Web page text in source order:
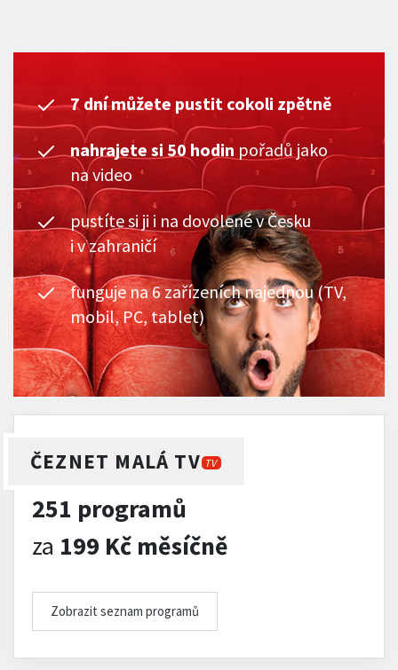
7 dní můžete pustit cokoli zpětně
nahrajete si 50 hodin pořadů jako
na video
pustíte si ji i na dovolené v Česku
i v zahraničí
funguje na 6 zařízeních najednou (TV,
mobil, PC, tablet)
ČEZNET MALÁ TV TV
251 programů
za 199 Kč měsíčně
Zobrazit seznam programů